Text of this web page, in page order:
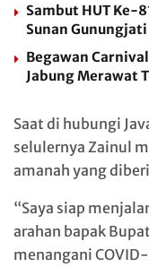
Sambut HUT Ke-
Sunan
Begawan
Jabung Merawat
Saat di hubungi
selulernya Zainul
amanah yang
“Saya siap
arahan bapak
menangani